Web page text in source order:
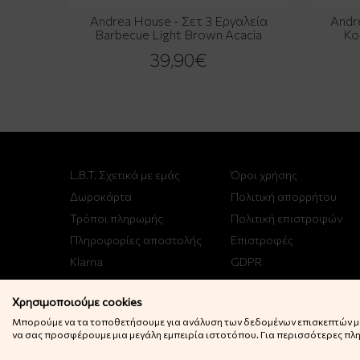
Andrea House - Σετ 3 Εργαλεία
Barbecue Light Brown Acacia
39,90€
L.B.T. Σχετικά με εμάς
Δωροκάρτα
Τρόποι πληρωμής
Πληροφορίες αποστολής
Klarna
Όροι χρήσης
Πολιτική απορρήτου
Πολιτική επιστροφών
Επιστροφές
GDPR
Χρησιμοποιούμε cookies
Μπορούμε να τα τοποθετήσουμε για ανάλυση των δεδομένων επισκεπτών
να σας προσφέρουμε μια μεγάλη εμπειρία ιστοτόπου. Για περισσότερες